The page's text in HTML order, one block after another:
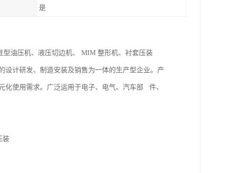
是
油压机、液压切边机、 MIM 整形机、衬套压装
设计研发、制造安装及销售为一体的生产型企业。产
化使用需求。广泛运用于电子、电气、汽车部 件、
装